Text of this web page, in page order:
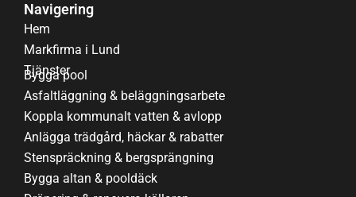
Navigering
Hem
Markfirma i Lund
Tjänster
Bygga pool
Asfaltläggning & beläggningsarbete
Koppla kommunalt vatten & avlopp
Anlägga trädgård, häckar & rabatter
Stenspräckning & bergsprängning
Bygga altan & pooldäck